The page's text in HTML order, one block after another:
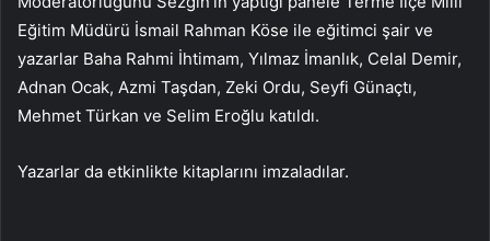
Eğitim Müdürü İsmail Rahman Köse ile eğitimci şair ve
yazarlar Baha Rahmi İhtimam, Yılmaz İmanlık, Celal Demir,
Adnan Ocak, Azmi Taşdan, Zeki Ordu, Seyfi Günaçtı,
Mehmet Türkan ve Selim Eroğlu katıldı.
Yazarlar da etkinlikte kitaplarını imzaladılar.